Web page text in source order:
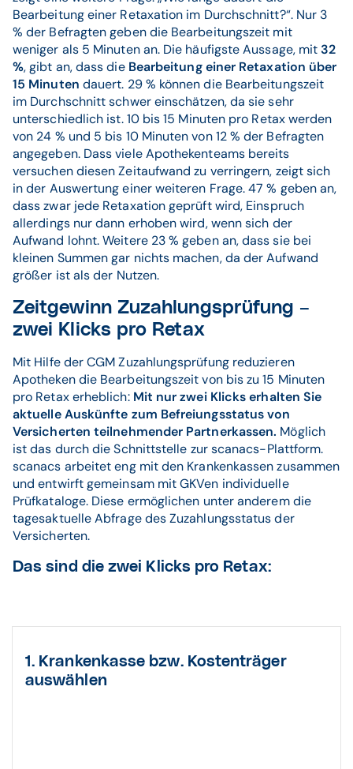
Bearbeitung einer Retaxation im Durchschnitt?“. Nur 3
% der Befragten geben die Bearbeitungszeit mit
weniger als 5 Minuten an. Die häufigste Aussage, mit 32
%, gibt an, dass die Bearbeitung einer Retaxation über
15 Minuten dauert. 29 % können die Bearbeitungszeit
im Durchschnitt schwer einschätzen, da sie sehr
unterschiedlich ist. 10 bis 15 Minuten pro Retax werden
von 24 % und 5 bis 10 Minuten von 12 % der Befragten
angegeben. Dass viele Apothekenteams bereits
versuchen diesen Zeitaufwand zu verringern, zeigt sich
in der Auswertung einer weiteren Frage. 47 % geben an,
dass zwar jede Retaxation geprüft wird, Einspruch
allerdings nur dann erhoben wird, wenn sich der
Aufwand lohnt. Weitere 23 % geben an, dass sie bei
kleinen Summen gar nichts machen, da der Aufwand
größer ist als der Nutzen.
Zeitgewinn Zuzahlungsprüfung –
zwei Klicks pro Retax
Mit Hilfe der CGM Zuzahlungsprüfung reduzieren
Apotheken die Bearbeitungszeit von bis zu 15 Minuten
pro Retax erheblich: Mit nur zwei Klicks erhalten Sie
aktuelle Auskünfte zum Befreiungsstatus von
Versicherten teilnehmender Partnerkassen. Möglich
ist das durch die Schnittstelle zur scanacs-Plattform.
scanacs arbeitet eng mit den Krankenkassen zusammen
und entwirft gemeinsam mit GKVen individuelle
Prüfkataloge. Diese ermöglichen unter anderem die
tagesaktuelle Abfrage des Zuzahlungsstatus der
Versicherten.
Das sind die zwei Klicks pro Retax:
1. Krankenkasse bzw. Kostenträger
auswählen